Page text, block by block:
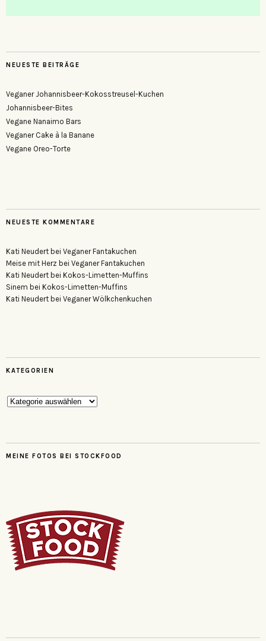
NEUESTE BEITRÄGE
Veganer Johannisbeer-Kokosstreusel-Kuchen
Johannisbeer-Bites
Vegane Nanaimo Bars
Veganer Cake à la Banane
Vegane Oreo-Torte
NEUESTE KOMMENTARE
Kati Neudert bei Veganer Fantakuchen
Meise mit Herz bei Veganer Fantakuchen
Kati Neudert bei Kokos-Limetten-Muffins
Sinem bei Kokos-Limetten-Muffins
Kati Neudert bei Veganer Wölkchenkuchen
KATEGORIEN
Kategorien
MEINE FOTOS BEI STOCKFOOD